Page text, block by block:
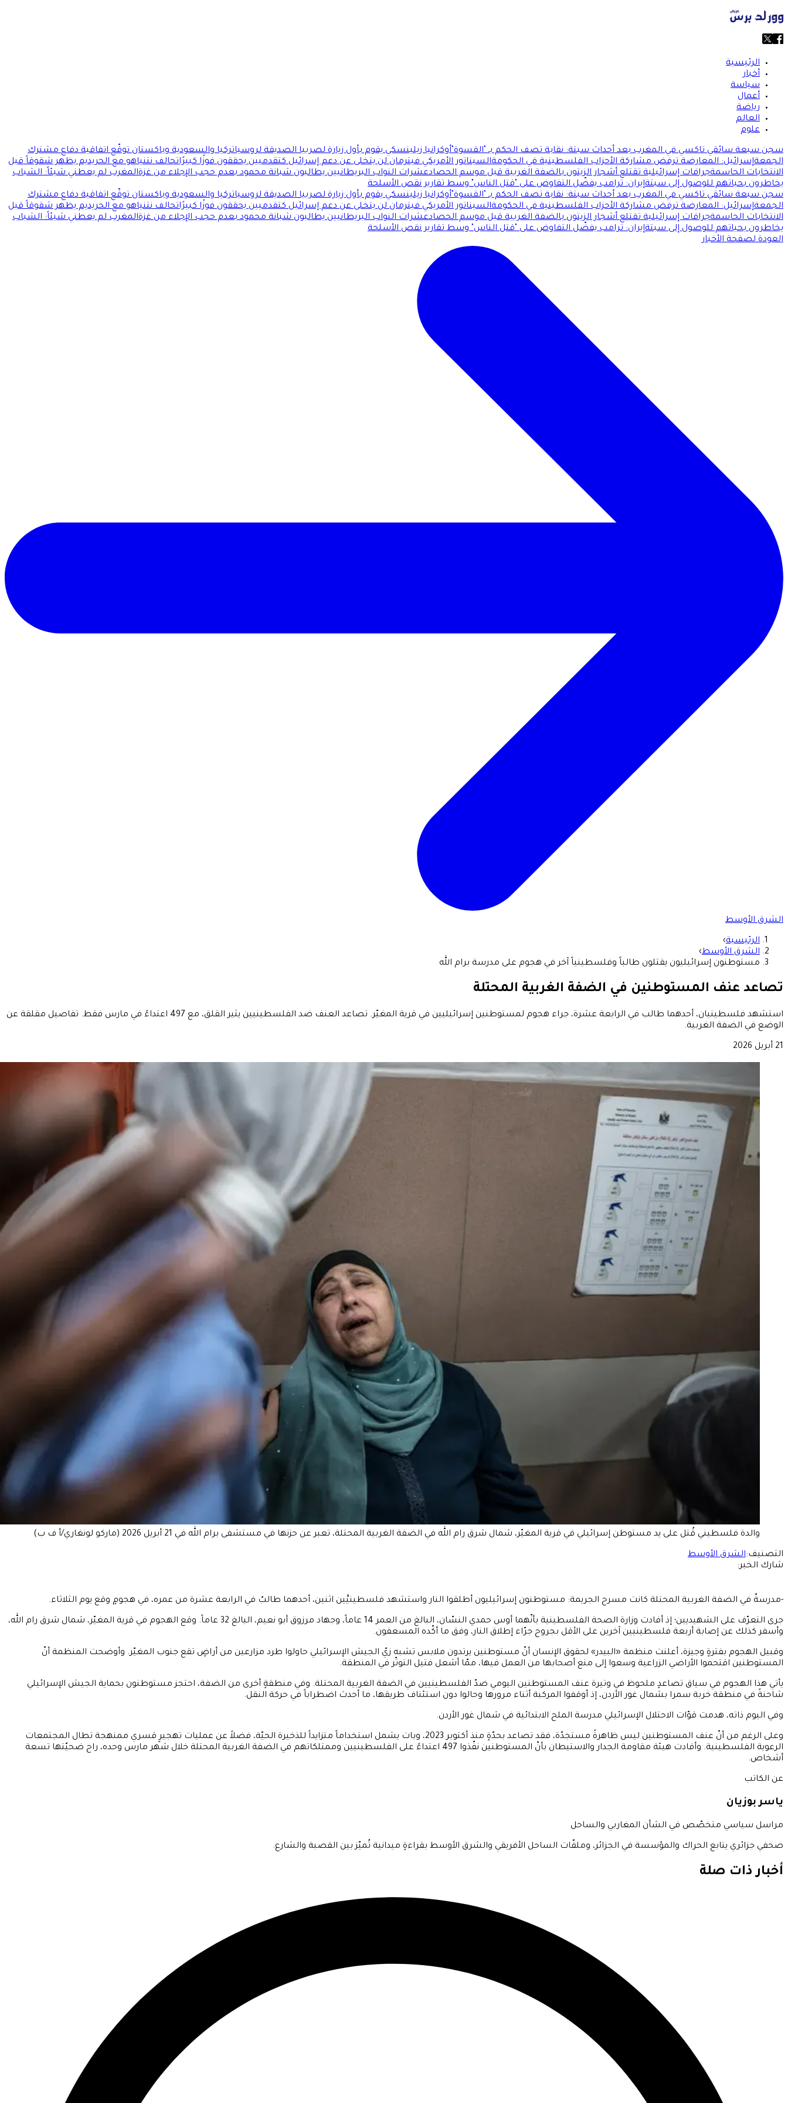
الرئيسية
أخبار
سياسة
أعمال
رياضة
العالم
علوم
سجن سبعة سائقي تاكسي في المغرب بعد أحداث سبتة: نقابة تصف الحكم بـ "القسوة"أوكرانيا زيلينسكي يقوم بأول زيارة لصربيا الصديقة لروسياتركيا والسعودية وباكستان توقّع اتفاقية دفاع مشترك
الجمعةإسرائيل: المعارضة ترفض مشاركة الأحزاب الفلسطينية في الحكومةالسيناتور الأمريكي فيترمان لن يتخلى عن دعم إسرائيل كتقدميين يحققون فوزًا كبيرًاتحالف نتنياهو مع الحريديم يظهر شقوقاً قبل
الانتخابات الحاسمةجرافات إسرائيلية تقتلع أشجار الزيتون بالضفة الغربية قبل موسم الحصادعشرات النواب البريطانيين يطالبون شبانة محمود بعدم حجب الإجلاء من غزةالمغرب لم يعطني شيئاً: الشباب
يخاطرون بحياتهم للوصول إلى سبتةإيران: ترامب يفضّل التفاوض على "قتل الناس" وسط تقارير نقص الأسلحة
سجن سبعة سائقي تاكسي في المغرب بعد أحداث سبتة: نقابة تصف الحكم بـ "القسوة"أوكرانيا زيلينسكي يقوم بأول زيارة لصربيا الصديقة لروسياتركيا والسعودية وباكستان توقّع اتفاقية دفاع مشترك
الجمعةإسرائيل: المعارضة ترفض مشاركة الأحزاب الفلسطينية في الحكومةالسيناتور الأمريكي فيترمان لن يتخلى عن دعم إسرائيل كتقدميين يحققون فوزًا كبيرًاتحالف نتنياهو مع الحريديم يظهر شقوقاً قبل
الانتخابات الحاسمةجرافات إسرائيلية تقتلع أشجار الزيتون بالضفة الغربية قبل موسم الحصادعشرات النواب البريطانيين يطالبون شبانة محمود بعدم حجب الإجلاء من غزةالمغرب لم يعطني شيئاً: الشباب
يخاطرون بحياتهم للوصول إلى سبتةإيران: ترامب يفضّل التفاوض على "قتل الناس" وسط تقارير نقص الأسلحة
العودة لصفحة الأخبار
الشرق الأوسط
الرئيسية›
الشرق الأوسط›
مستوطنون إسرائيليون يقتلون طالباً وفلسطينياً آخر في هجوم على مدرسة برام الله
تصاعد عنف المستوطنين في الضفة الغربية المحتلة
استشهد فلسطينيان، أحدهما طالب في الرابعة عشرة، جراء هجوم لمستوطنين إسرائيليين في قرية المغيّر. تصاعد العنف ضد الفلسطينيين يثير القلق، مع 497 اعتداءً في مارس فقط. تفاصيل مقلقة عن
الوضع في الضفة الغربية.
21 أبريل 2026
والدة فلسطيني قُتل على يد مستوطن إسرائيلي في قرية المغيّر، شمال شرق رام الله في الضفة الغربية المحتلة، تعبر عن حزنها في مستشفى برام الله في 21 أبريل 2026 (ماركو لونغاري/أ ف ب)
التصنيف:الشرق الأوسط
شارك الخبر:
-مدرسةٌ في الضفة الغربية المحتلة كانت مسرح الجريمة: مستوطنون إسرائيليون أطلقوا النار واستشهد فلسطينيَّين اثنين، أحدهما طالبٌ في الرابعة عشرة من عمره، في هجومٍ وقع يوم الثلاثاء.
جرى التعرّف على الشهيديين؛ إذ أفادت وزارة الصحة الفلسطينية بأنّهما أوس حمدي النسّان، البالغ من العمر 14 عاماً، وجهاد مرزوق أبو نعيم، البالغ 32 عاماً. وقع الهجوم في قرية المغيّر، شمال شرق رام الله،
وأسفر كذلك عن إصابة أربعة فلسطينيين آخرين على الأقل بجروح جرّاء إطلاق النار، وفق ما أكّده المسعفون.
وقبيل الهجوم بفترةٍ وجيزة، أعلنت منظمة «البيدر» لحقوق الإنسان أنّ مستوطنين يرتدون ملابس تشبه زيّ الجيش الإسرائيلي حاولوا طرد مزارعين من أراضٍ تقع جنوب المغيّر. وأوضحت المنظمة أنّ
المستوطنين اقتحموا الأراضي الزراعية وسعوا إلى منع أصحابها من العمل فيها، ممّا أشعل فتيل التوتّر في المنطقة.
يأتي هذا الهجوم في سياق تصاعدٍ ملحوظ في وتيرة عنف المستوطنين اليومي ضدّ الفلسطينيين في الضفة الغربية المحتلة. وفي منطقةٍ أخرى من الضفة، احتجز مستوطنون بحماية الجيش الإسرائيلي
شاحنةً في منطقة خربة سمرا بشمال غور الأردن، إذ أوقفوا المركبة أثناء مرورها وحالوا دون استئناف طريقها، ما أحدث اضطراباً في حركة النقل.
وفي اليوم ذاته، هدمت قوّات الاحتلال الإسرائيلي مدرسة الملح الابتدائية في شمال غور الأردن.
وعلى الرغم من أنّ عنف المستوطنين ليس ظاهرةً مستجدّة، فقد تصاعد بحدّةٍ منذ أكتوبر 2023، وبات يشمل استخداماً متزايداً للذخيرة الحيّة، فضلاً عن عمليات تهجيرٍ قسري ممنهجة تطال المجتمعات
الرعوية الفلسطينية. وأفادت هيئة مقاومة الجدار والاستيطان بأنّ المستوطنين نفّذوا 497 اعتداءً على الفلسطينيين وممتلكاتهم في الضفة الغربية المحتلة خلال شهر مارس وحده، راح ضحيّتها تسعة
أشخاص.
عن الكاتب
ياسر بوزيان
مراسل سياسي متخصّص في الشأن المغاربي والساحل
صحفي جزائري يتابع الحراك والمؤسسة في الجزائر، وملفّات الساحل الأفريقي والشرق الأوسط بقراءةٍ ميدانية تُميّز بين القصبة والشارع.
أخبار ذات صلة